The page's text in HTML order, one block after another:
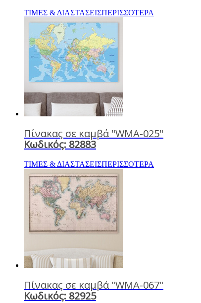
ΤΙΜΕΣ & ΔΙΑΣΤΑΣΕΙΣΠΕΡΙΣΣΟΤΕΡΑ
Πίνακας σε καμβά "WMA-025"
Κωδικός: 82883
ΤΙΜΕΣ & ΔΙΑΣΤΑΣΕΙΣΠΕΡΙΣΣΟΤΕΡΑ
Πίνακας σε καμβά "WMA-067"
Κωδικός: 82925